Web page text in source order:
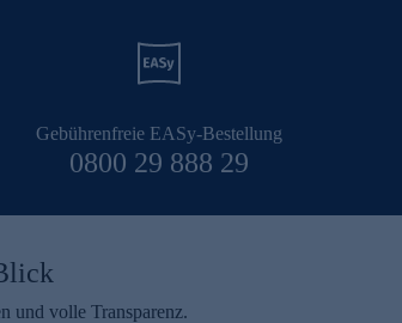
Gebührenfreie EASy-Bestellung
0800 29 888 29
und volle Transparenz.